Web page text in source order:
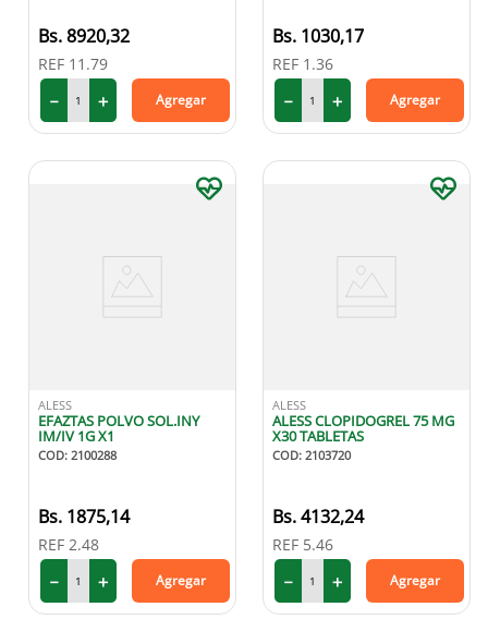
8920,32
REF 11.79
＋
－ Agregar
1030,17
REF 1.36
＋
－ Agregar
ALESS
EFAZTAS POLVO SOL.INY
IM/IV 1G X1
COD: 2100288
1875,14
REF 2.48
＋
－ Agregar
ALESS
ALESS CLOPIDOGREL 75 MG
X30 TABLETAS
COD: 2103720
4132,24
REF 5.46
＋
－ Agregar